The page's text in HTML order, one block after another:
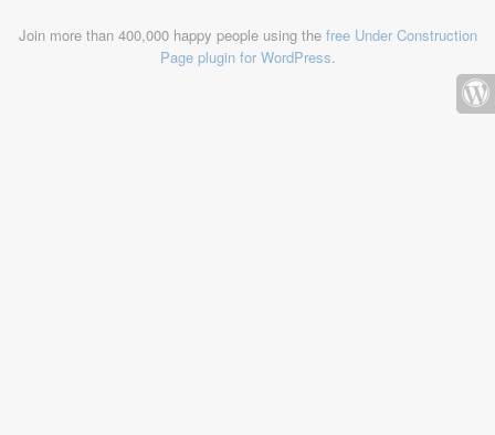
Join more than 400,000 happy people using the free Under Construction
Page plugin for WordPress.